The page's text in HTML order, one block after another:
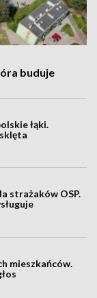
buduje
łąki.
strażaków OSP.
mieszkańców.